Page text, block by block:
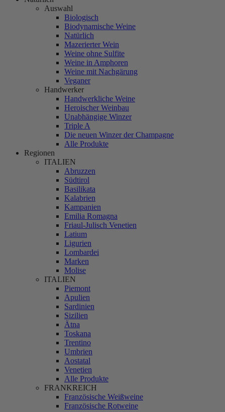
Auswahl
Biologisch
Biodynamische Weine
Natürlich
Mazerierter Wein
Weine ohne Sulfite
Weine in Amphoren
Weine mit Nachgärung
Veganer
Handwerker
Handwerkliche Weine
Heroischer Weinbau
Unabhängige Winzer
Triple A
Die neuen Winzer der Champagne
Alle Produkte
Regionen
ITALIEN
Abruzzen
Südtirol
Basilikata
Kalabrien
Kampanien
Emilia Romagna
Friaul-Julisch Venetien
Latium
Ligurien
Lombardei
Marken
Molise
ITALIEN
Piemont
Apulien
Sardinien
Sizilien
Ätna
Toskana
Trentino
Umbrien
Aostatal
Venetien
Alle Produkte
FRANKREICH
Französische Weißweine
Französische Rotweine